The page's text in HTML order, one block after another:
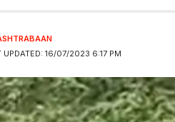
UPDATED: 16/07/2023 6:17 PM